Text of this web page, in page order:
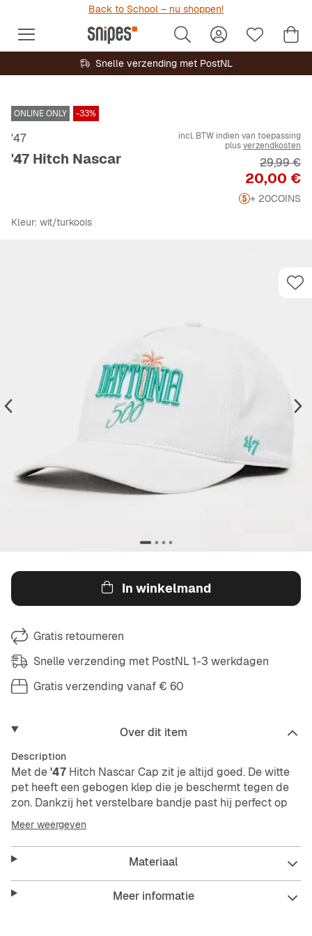
Back to School – nu shoppen!
Snelle verzending met PostNL
ONLINE ONLY -33%
'47
'47 Hitch Nascar
incl. BTW indien van toepassing
plusverzendkosten
Prijs
20,00 €
Originele
29,99 €
+ 20COINS
Kleur: wit/turkoois
In winkelmand
Gratis retourneren
Snelle verzending met PostNL 1-3 werkdagen
Gratis verzending vanaf € 60
Over dit item
Description
Met de'47 Hitch Nascar Cap zit je altijd goed. De witte
pet heeft een gebogen klep die je beschermt tegen de
zon. Dankzij het verstelbare bandje past hij perfect op
jouw hoofd. Het zweetbandje aan de binnenkant zorgt
voor comfort, en de ventilatiegaatjes houden je hoofd
koel.
Deze pet is ideaal voor elke dag, of je nu op pad bent of
gewoon chillt. Hij combineert comfort met een sportieve
Meer weergeven
Materiaal
Meer informatie